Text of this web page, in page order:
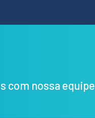
com nossa